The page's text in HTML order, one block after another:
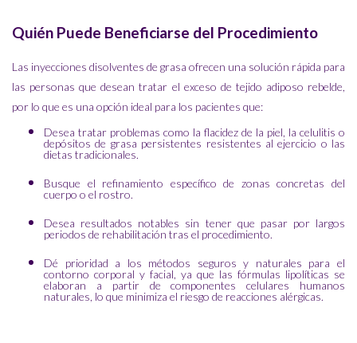
Quién Puede Beneficiarse del Procedimiento
Las inyecciones disolventes de grasa ofrecen una solución rápida para
las personas que desean tratar el exceso de tejido adiposo rebelde,
por lo que es una opción ideal para los pacientes que:
Desea tratar problemas como la flacidez de la piel, la celulitis o
depósitos de grasa persistentes resistentes al ejercicio o las
dietas tradicionales.
Busque el refinamiento específico de zonas concretas del
cuerpo o el rostro.
Desea resultados notables sin tener que pasar por largos
periodos de rehabilitación tras el procedimiento.
Dé prioridad a los métodos seguros y naturales para el
contorno corporal y facial, ya que las fórmulas lipolíticas se
elaboran a partir de componentes celulares humanos
naturales, lo que minimiza el riesgo de reacciones alérgicas.